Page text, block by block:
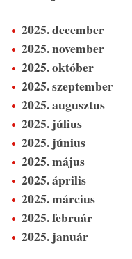
2025. december
2025. november
2025. október
2025. szeptember
2025. augusztus
2025. július
2025. június
2025. május
2025. április
2025. március
2025. február
2025. január